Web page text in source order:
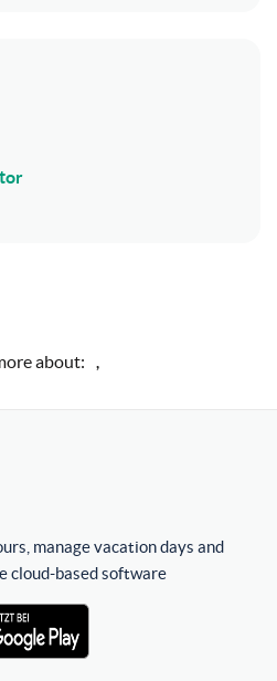
about: ,
manage vacation days and
cloud-based software